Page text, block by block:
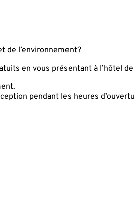
de l’environnement?
en vous présentant à l’hôtel
pendant les heures